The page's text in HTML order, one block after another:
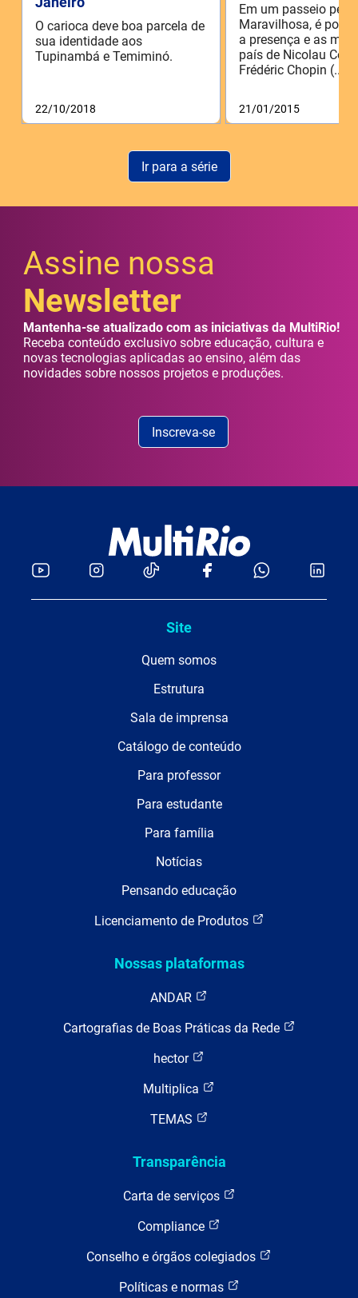
O carioca deve boa parcela de
sua identidade aos
Tupinambá e Temiminó.
22/10/2018
Em um passeio pela
Maravilhosa, é
a presença e as
país de Nicolau
Frédéric Chopin (...)
21/01/2015
Ir para a série
Assine nossa
Newsletter
Mantenha-se atualizado com as iniciativas da MultiRio!
Receba conteúdo exclusivo sobre educação, cultura e
novas tecnologias aplicadas ao ensino, além das
novidades sobre nossos projetos e produções.
Inscreva-se
Site
Quem somos
Estrutura
Sala de imprensa
Catálogo de conteúdo
Para professor
Para estudante
Para família
Notícias
Pensando educação
Licenciamento de Produtos
Nossas plataformas
ANDAR
Cartografias de Boas Práticas da Rede
hector
Multiplica
TEMAS
Transparência
Carta de serviços
Compliance
Conselho e órgãos colegiados
Políticas e normas